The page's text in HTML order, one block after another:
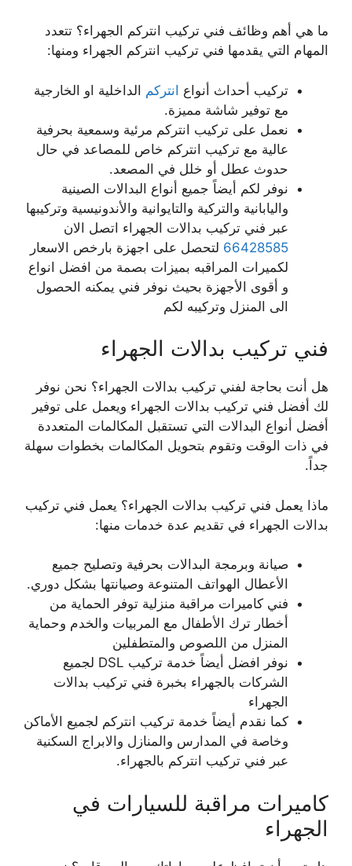
ما هي أهم وظائف فني تركيب انتركم الجهراء؟ تتعدد
المهام التي يقدمها فني تركيب انتركم الجهراء ومنها:
تركيب أحداث أنواع انتركم الداخلية او الخارجية
مع توفير شاشة مميزة.
نعمل على تركيب انتركم مرئية وسمعية بحرفية
عالية مع تركيب انتركم خاص للمصاعد في حال
حدوث عطل أو خلل في المصعد.
نوفر لكم أيضاً جميع أنواع البدالات الصينية
واليابانية والتركية والتايوانية والأندونيسية وتركيبها
عبر فني تركيب بدالات الجهراء اتصل الان
66428585 لتحصل على اجهزة بارخص الاسعار
لكميرات المراقبه بميزات بصمة من افضل انواع
و أقوى الأجهزة بحيث نوفر فني يمكنه الحصول
الى المنزل وتركيبه لكم
فني تركيب بدالات الجهراء
هل أنت بحاجة لفني تركيب بدالات الجهراء؟ نحن نوفر
لك أفضل فني تركيب بدالات الجهراء ويعمل على توفير
أفضل أنواع البدالات التي تستقبل المكالمات المتعددة
في ذات الوقت وتقوم بتحويل المكالمات بخطوات سهلة
جداً.
ماذا يعمل فني تركيب بدالات الجهراء؟ يعمل فني تركيب
بدالات الجهراء في تقديم عدة خدمات منها:
صيانة وبرمجة البدالات بحرفية وتصليح جميع
الأعطال الهواتف المتنوعة وصيانتها بشكل دوري.
فني كاميرات مراقبة منزلية توفر الحماية من
أخطار ترك الأطفال مع المربيات والخدم وحماية
المنزل من اللصوص والمتطفلين
نوفر افضل أيضاً خدمة تركيب DSL لجميع
الشركات بالجهراء بخبرة فني تركيب بدالات
الجهراء
كما نقدم أيضاً خدمة تركيب انتركم لجميع الأماكن
وخاصة في المدارس والمنازل والابراج السكنية
عبر فني تركيب انتركم بالجهراء.
كاميرات مراقبة للسيارات في
الجهراء